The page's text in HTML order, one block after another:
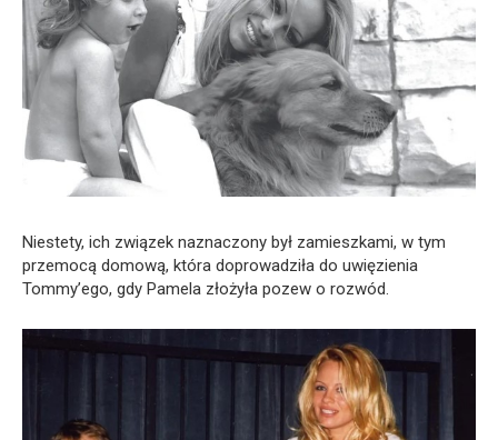
Niestety, ich związek naznaczony był zamieszkami, w tym
przemocą domową, która doprowadziła do uwięzienia
Tommy’ego, gdy Pamela złożyła pozew o rozwód.